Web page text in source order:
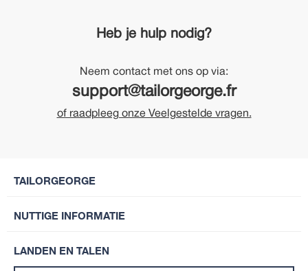
Heb je hulp nodig?
Neem contact met ons op via:
support@tailorgeorge.fr
of raadpleeg onze Veelgestelde vragen.
TAILORGEORGE
NUTTIGE INFORMATIE
LANDEN EN TALEN